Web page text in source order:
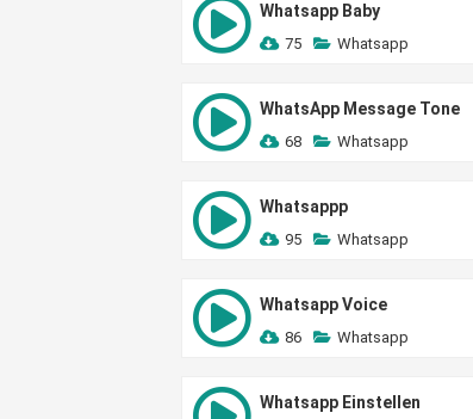
Whatsapp Baby
75 Whatsapp
WhatsApp Message Tone
68 Whatsapp
Whatsappp
95 Whatsapp
Whatsapp Voice
86 Whatsapp
Whatsapp Einstellen